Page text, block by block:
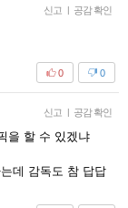
신고 공감 확인
0
0
신고 공감 확인
을 할 수 있겠냐
데 감독도 참 답답